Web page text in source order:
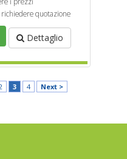
quotazione
Dettaglio
3 4 Next >